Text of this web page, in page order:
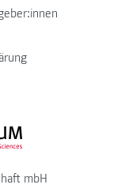
FH JOANNEUM Logo
mbH